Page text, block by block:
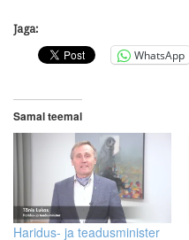
Jaga:
WhatsApp
Samal teemal
Haridus- ja teadusminister